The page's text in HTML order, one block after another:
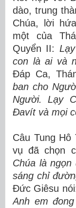
dào, trung
Chúa, lời
một của
Quyển II:
con là ai và
Đáp Ca,
ban cho
Người. Lạy
Đavít và mọi
Câu Tung Hô
vụ đã chọn
Chúa là
sáng chỉ
Đức Giêsu
Anh em